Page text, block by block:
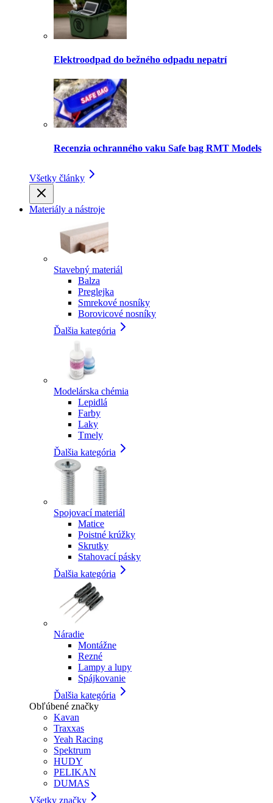
Elektroodpad do bežného odpadu nepatrí
Recenzia ochranného vaku Safe bag RMT Models
Všetky články
Materiály a nástroje
Stavebný materiál
Balza
Preglejka
Smrekové nosníky
Borovicové nosníky
Ďalšia kategória
Modelárska chémia
Lepidlá
Farby
Laky
Tmely
Ďalšia kategória
Spojovací materiál
Matice
Poistné krúžky
Skrutky
Stahovací pásky
Ďalšia kategória
Náradie
Montážne
Rezné
Lampy a lupy
Spájkovanie
Ďalšia kategória
Obľúbené značky
Kavan
Traxxas
Yeah Racing
Spektrum
HUDY
PELIKAN
DUMAS
Všetky značky